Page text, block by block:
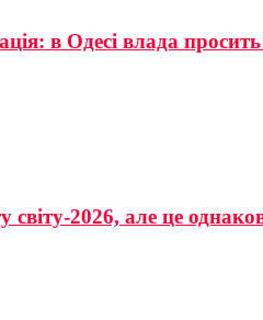
в Одесі влада
світу-2026, але це